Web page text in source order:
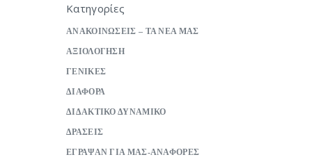
Κατηγορίες
ΑΝΑΚΟΙΝΩΣΕΙΣ – ΤΑ ΝΕΑ ΜΑΣ
ΑΞΙΟΛΟΓΗΣΗ
ΓΕΝΙΚΕΣ
ΔΙΑΦΟΡΑ
ΔΙΔΑΚΤΙΚΟ ΔΥΝΑΜΙΚΟ
ΔΡΑΣΕΙΣ
ΕΓΡΑΨΑΝ ΓΙΑ ΜΑΣ-ΑΝΑΦΟΡΕΣ